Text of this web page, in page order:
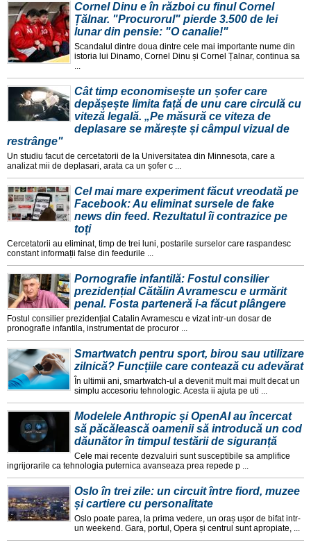
Cornel Dinu e în război cu finul Cornel
Țălnar. "Procurorul" pierde 3.500 de lei
lunar din pensie: "O canalie!"
Scandalul dintre doua dintre cele mai importante nume din
istoria lui Dinamo, Cornel Dinu și Cornel Țalnar, continua sa
...
Cât timp economisește un șofer care
depășește limita față de unu care circulă cu
viteză legală. „Pe măsură ce viteza de
deplasare se mărește și câmpul vizual de
restrânge"
Un studiu facut de cercetatorii de la Universitatea din Minnesota, care a
analizat mii de deplasari, arata ca un șofer c ...
Cel mai mare experiment făcut vreodată pe
Facebook: Au eliminat sursele de fake
news din feed. Rezultatul îi contrazice pe
toți
Cercetatorii au eliminat, timp de trei luni, postarile surselor care raspandesc
constant informații false din feedurile ...
Pornografie infantilă: Fostul consilier
prezidențial Cătălin Avramescu e urmărit
penal. Fosta parteneră i-a făcut plângere
Fostul consilier prezidențial Catalin Avramescu e vizat intr-un dosar de
pronografie infantila, instrumentat de procuror ...
Smartwatch pentru sport, birou sau utilizare
zilnică? Funcțiile care contează cu adevărat
În ultimii ani, smartwatch-ul a devenit mult mai mult decat un
simplu accesoriu tehnologic. Acesta ii ajuta pe uti ...
Modelele Anthropic și OpenAI au încercat
să păcălească oamenii să introducă un cod
dăunător în timpul testării de siguranță
Cele mai recente dezvaluiri sunt susceptibile sa amplifice
ingrijorarile ca tehnologia puternica avanseaza prea repede p ...
Oslo în trei zile: un circuit între fiord, muzee
și cartiere cu personalitate
Oslo poate parea, la prima vedere, un oraș ușor de bifat intr-
un weekend. Gara, portul, Opera și centrul sunt apropiate, ...